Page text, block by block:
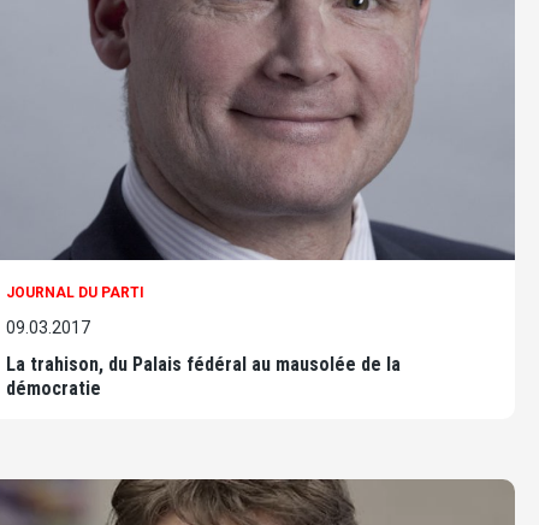
JOURNAL DU PARTI
09.03.2017
La trahison, du Palais fédéral au mausolée de la
démocratie